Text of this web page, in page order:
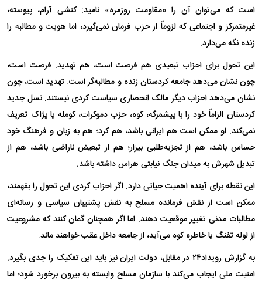
است که می‌توان آن را «مقاومت روزمره» نامید: کنشی آرام، پیوسته،
غیرمتمرکز و اجتماعی که لزوماً از حزب فرمان نمی‌گیرد، اما هویت و مطالبه را
زنده نگه می‌دارد.
این تحول برای احزاب تبعیدی هم فرصت است، هم تهدید. فرصت است،
چون نشان می‌دهد جامعه کردستان زنده و مطالبه‌گر است. تهدید است، چون
نشان می‌دهد احزاب دیگر مالک انحصاری سیاست کردی نیستند. نسل جدید
کردستان الزاماً خود را با پیشمرگه، کوه، حزب دموکرات، کومله یا پژاک تعریف
نمی‌کند. او ممکن است هم ایرانی باشد، هم کرد؛ هم به زبان و فرهنگ خود
حساس باشد، هم از تجزیه‌طلبی بیزار؛ هم از تبعیض ناراضی باشد، هم از
تبدیل شهرش به میدان جنگ نیابتی هراس داشته باشد.
این نقطه برای آینده اهمیت حیاتی دارد. اگر احزاب کردی این تحول را بفهمند،
ممکن است از نقش فرمانده مسلح به نقش پشتیبان سیاسی و رسانه‌ای
مطالبات مدنی تغییر موقعیت دهند. اما اگر همچنان گمان کنند که مشروعیت
از لوله تفنگ یا خاطره کوه می‌آید، از جامعه داخل عقب خواهند ماند.
به گزارش رویداد۲۴ در مقابل، دولت ایران نیز باید این تفکیک را جدی بگیرد.
امنیت ملی ایجاب می‌کند با سازمان مسلح وابسته به بیرون برخورد شود؛ اما